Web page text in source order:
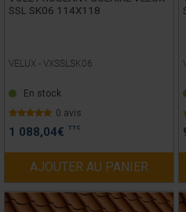
SSL SK06 114X118
VELUX - VXSSLSK06
En stock
0 avis
1 088,04€ TTC
AJOUTER AU PANIER